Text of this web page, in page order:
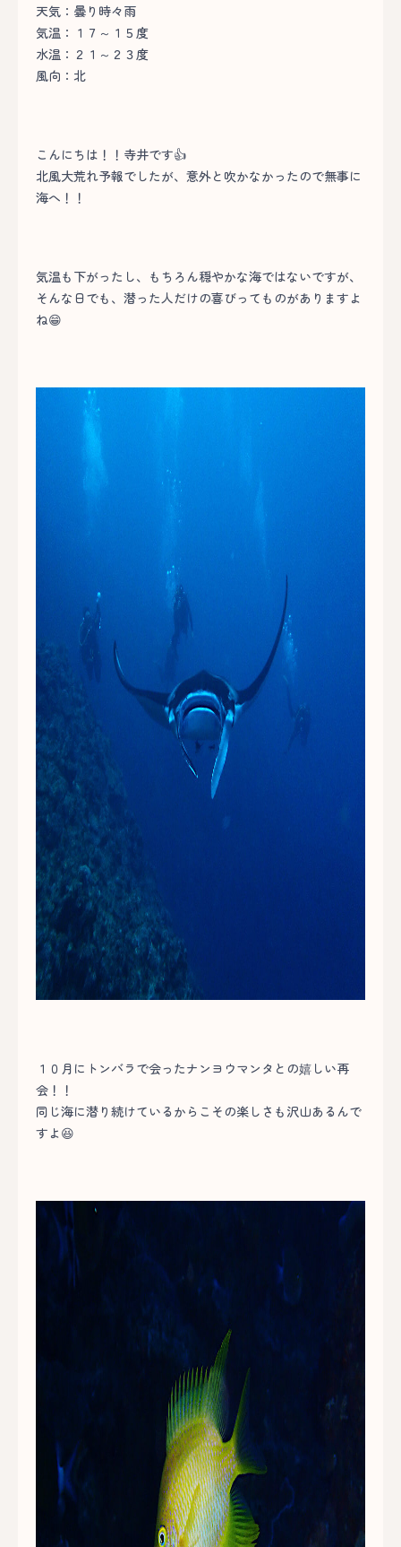
天気：曇り時々雨
気温：１７～１５度
水温：２１～２３度
風向：北
こんにちは！！寺井です👍
北風大荒れ予報でしたが、意外と吹かなかったので無事に
海へ！！
気温も下がったし、もちろん穏やかな海ではないですが、
そんな日でも、潜った人だけの喜びってものがありますよ
ね😁
１０月にトンバラで会ったナンヨウマンタとの嬉しい再
会！！
同じ海に潜り続けているからこその楽しさも沢山あるんで
すよ😆